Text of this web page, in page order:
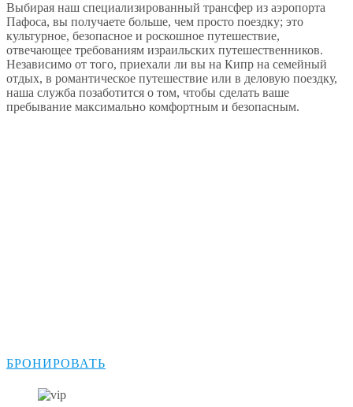
Выбирая наш специализированный трансфер из аэропорта
Пафоса, вы получаете больше, чем просто поездку; это
культурное, безопасное и роскошное путешествие,
отвечающее требованиям израильских путешественников.
Независимо от того, приехали ли вы на Кипр на семейный
отдых, в романтическое путешествие или в деловую поездку,
наша служба позаботится о том, чтобы сделать ваше
пребывание максимально комфортным и безопасным.
БРОНИРОВАТЬ